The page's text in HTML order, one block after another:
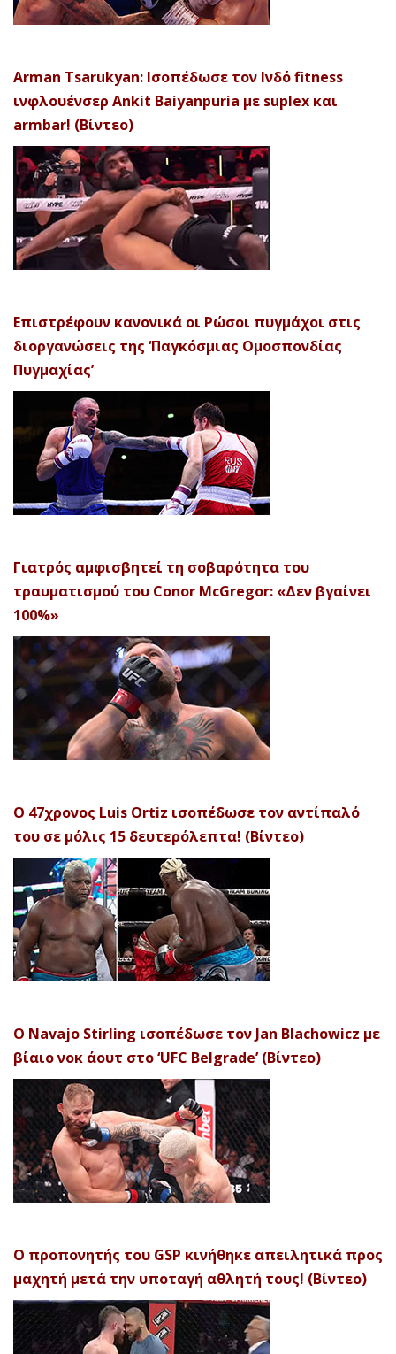
Arman Tsarukyan: Ισοπέδωσε τον Ινδό fitness
ινφλουένσερ Ankit Baiyanpuria με suplex και
armbar! (Βίντεο)
Επιστρέφουν κανονικά οι Ρώσοι πυγμάχοι στις
διοργανώσεις της ‘Παγκόσμιας Ομοσπονδίας
Πυγμαχίας’
Γιατρός αμφισβητεί τη σοβαρότητα του
τραυματισμού του Conor McGregor: «Δεν βγαίνει
100%»
Ο 47χρονος Luis Ortiz ισοπέδωσε τον αντίπαλό
του σε μόλις 15 δευτερόλεπτα! (Βίντεο)
Ο Navajo Stirling ισοπέδωσε τον Jan Blachowicz με
βίαιο νοκ άουτ στο ‘UFC Belgrade’ (Βίντεο)
Ο προπονητής του GSP κινήθηκε απειλητικά προς
μαχητή μετά την υποταγή αθλητή τους! (Βίντεο)